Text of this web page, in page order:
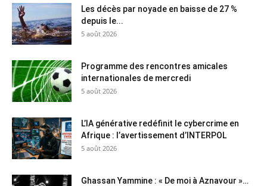
Les décès par noyade en baisse de 27 %
depuis le...
5 août 2026
Programme des rencontres amicales
internationales de mercredi
5 août 2026
L’IA générative redéfinit le cybercrime en
Afrique : l’avertissement d’INTERPOL
5 août 2026
Ghassan Yammine : « De moi à Aznavour »…